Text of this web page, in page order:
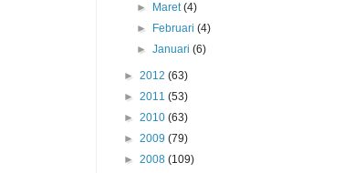
►
Maret(4)
►
Februari(4)
►Januari(6)
► 2012 (63)
► 2011 (53)
► 2010 (63)
► 2009 (79)
► 2008 (109)